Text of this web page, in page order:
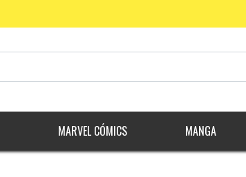
MARVEL CÓMICS MANGA